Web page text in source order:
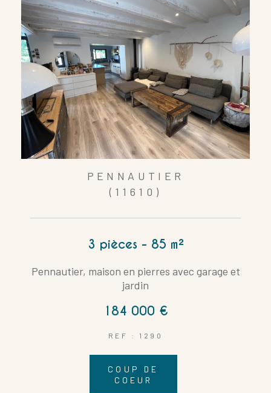
PENNAUTIER
(11610)
3 pièces - 85 m²
Pennautier, maison en pierres avec garage et
jardin
184 000 €
REF : 1290
COUP DE
COEUR